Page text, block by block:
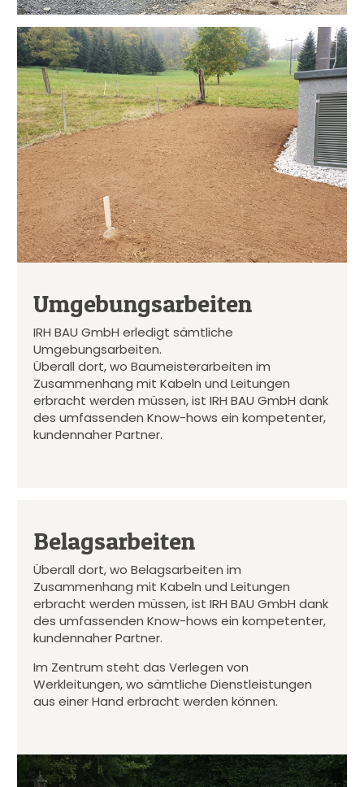
Umgebungsarbeiten
IRH BAU GmbH erledigt sämtliche
Umgebungsarbeiten.
Überall dort, wo Baumeisterarbeiten im
Zusammenhang mit Kabeln und Leitungen
erbracht werden müssen, ist IRH BAU GmbH dank
des umfassenden Know-hows ein kompetenter,
kundennaher Partner.
Belagsarbeiten
Überall dort, wo Belagsarbeiten im
Zusammenhang mit Kabeln und Leitungen
erbracht werden müssen, ist IRH BAU GmbH dank
des umfassenden Know-hows ein kompetenter,
kundennaher Partner.
Im Zentrum steht das Verlegen von
Werkleitungen, wo sämtliche Dienstleistungen
aus einer Hand erbracht werden können.